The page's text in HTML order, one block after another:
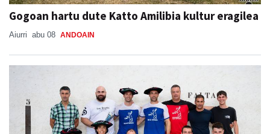
Gogoan hartu dute Katto Amilibia kultur eragilea
Aiurri abu 08 ANDOAIN